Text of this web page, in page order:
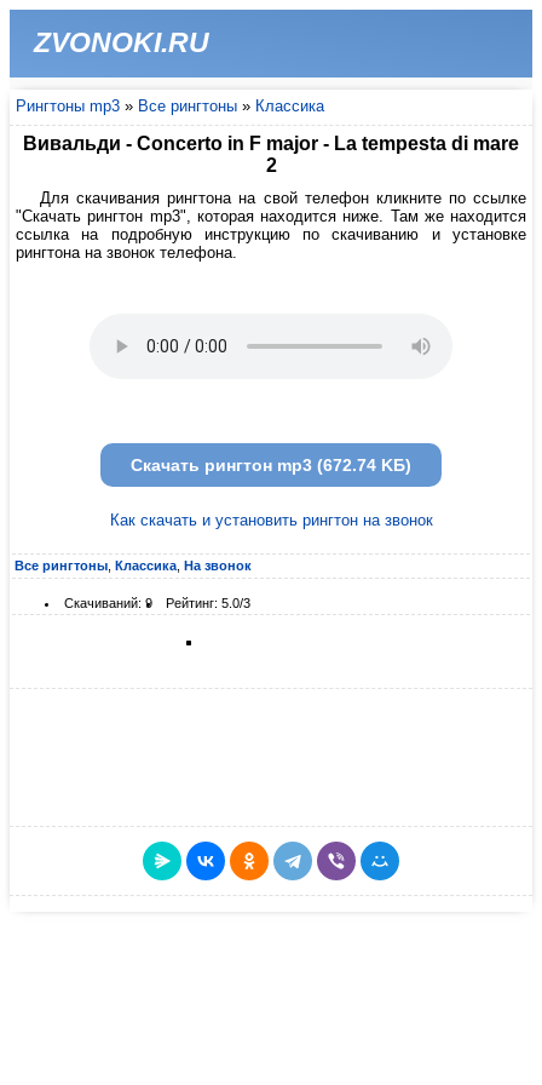
ZVONOKI.RU
Рингтоны mp3 » Все рингтоны » Классика
Вивальди - Concerto in F major - La tempesta di mare
2
Для скачивания рингтона на свой телефон кликните по ссылке
"Скачать рингтон mp3", которая находится ниже. Там же находится
ссылка на подробную инструкцию по скачиванию и установке
рингтона на звонок телефона.
Скачать рингтон mp3 (672.74 KБ)
Как скачать и установить рингтон на звонок
Все рингтоны Классика На звонок
Скачиваний: 9 Рейтинг: 5.0/3